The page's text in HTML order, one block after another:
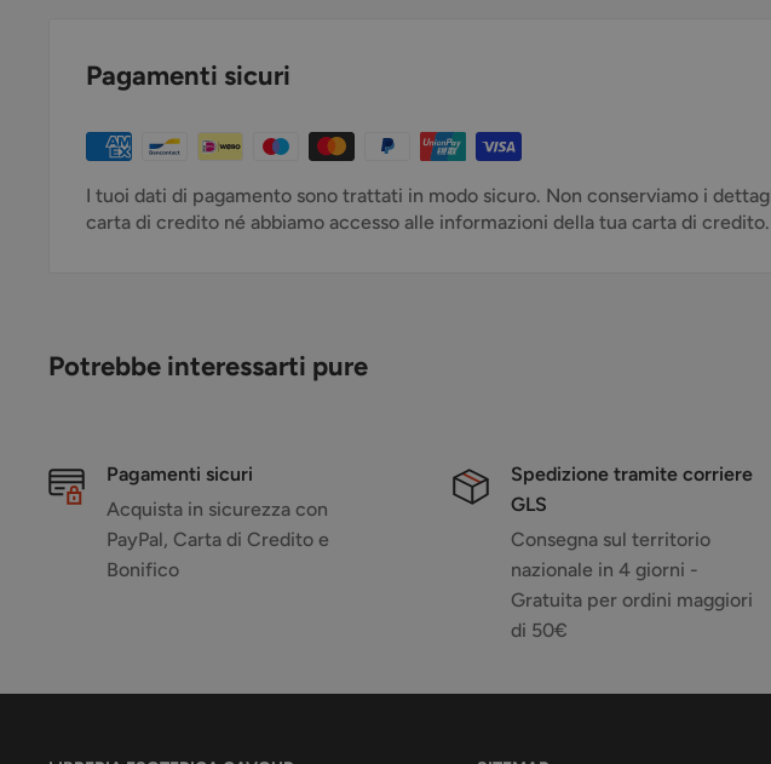
Pagamenti sicuri
I tuoi dati di pagamento sono trattati in modo sicuro. Non conserviamo i
carta di credito né abbiamo accesso alle informazioni della tua carta di credito.
Potrebbe interessarti pure
Pagamenti sicuri
Acquista in sicurezza con
PayPal, Carta di Credito e
Bonifico
Spedizione tramite corriere
GLS
Consegna sul territorio
nazionale in 4 giorni -
Gratuita per ordini maggiori
di 50€